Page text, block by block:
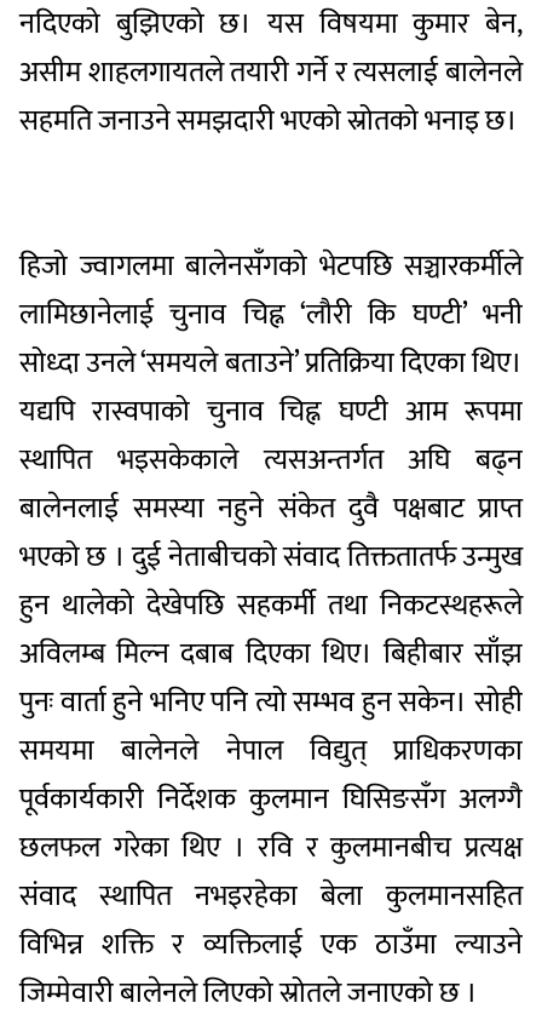
नदिएको बुझिएको छ। यस विषयमा कुमार बेन,
असीम शाहलगायतले तयारी गर्ने र त्यसलाई बालेनले
सहमति जनाउने समझदारी भएको स्रोतको भनाइ छ।
हिजो ज्वागलमा बालेनसँगको भेटपछि सञ्चारकर्मीले
लामिछानेलाई चुनाव चिह्न ‘लौरी कि घण्टी’ भनी
सोध्दा उनले ‘समयले बताउने’ प्रतिक्रिया दिएका थिए।
यद्यपि रास्वपाको चुनाव चिह्न घण्टी आम रूपमा
स्थापित भइसकेकाले त्यसअन्तर्गत अघि बढ्न
बालेनलाई समस्या नहुने संकेत दुवै पक्षबाट प्राप्त
भएको छ । दुई नेताबीचको संवाद तिक्ततातर्फ उन्मुख
हुन थालेको देखेपछि सहकर्मी तथा निकटस्थहरूले
अविलम्ब मिल्न दबाब दिएका थिए। बिहीबार साँझ
पुनः वार्ता हुने भनिए पनि त्यो सम्भव हुन सकेन। सोही
समयमा बालेनले नेपाल विद्युत् प्राधिकरणका
पूर्वकार्यकारी निर्देशक कुलमान घिसिङसँग अलग्गै
छलफल गरेका थिए । रवि र कुलमानबीच प्रत्यक्ष
संवाद स्थापित नभइरहेका बेला कुलमानसहित
विभिन्न शक्ति र व्यक्तिलाई एक ठाउँमा ल्याउने
जिम्मेवारी बालेनले लिएको स्रोतले जनाएको छ ।